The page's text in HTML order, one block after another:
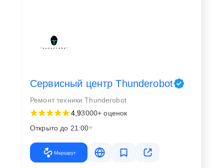
Сервисный центр Thunderobot
Ремонт техники Thunderobot
4,93000+ оценок
Открыто до 21:00
Маршрут